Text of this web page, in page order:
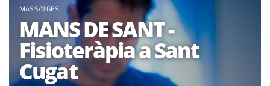
MASSATGES
MANS DE SANT -
Fisioteràpia a Sant
Cugat